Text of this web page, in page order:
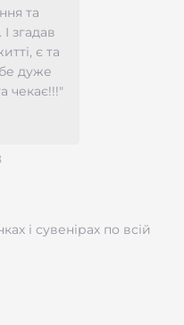
і сувенірах по всій